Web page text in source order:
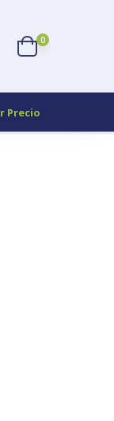
0
Precio